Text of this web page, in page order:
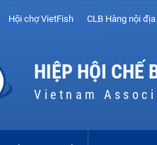
Hội chợ VietFish CLB Hàng nội địa
HIỆP HỘI CHẾ
Vietnam